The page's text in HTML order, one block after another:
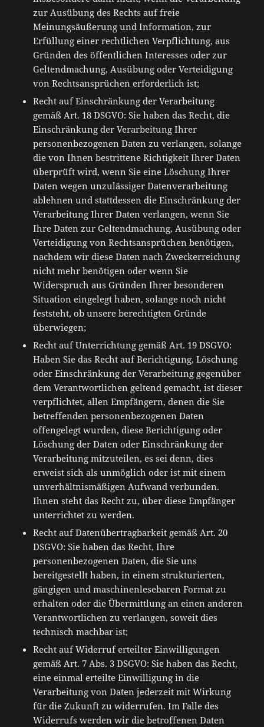
zur Ausübung des Rechts auf freie
Meinungsäußerung und Information, zur
Erfüllung einer rechtlichen Verpflichtung, aus
Gründen des öffentlichen Interesses oder zur
Geltendmachung, Ausübung oder Verteidigung
von Rechtsansprüchen erforderlich ist;
Recht auf Einschränkung der Verarbeitung
gemäß Art. 18 DSGVO: Sie haben das Recht, die
Einschränkung der Verarbeitung Ihrer
personenbezogenen Daten zu verlangen, solange
die von Ihnen bestrittene Richtigkeit Ihrer Daten
überprüft wird, wenn Sie eine Löschung Ihrer
Daten wegen unzulässiger Datenverarbeitung
ablehnen und stattdessen die Einschränkung der
Verarbeitung Ihrer Daten verlangen, wenn Sie
Ihre Daten zur Geltendmachung, Ausübung oder
Verteidigung von Rechtsansprüchen benötigen,
nachdem wir diese Daten nach Zweckerreichung
nicht mehr benötigen oder wenn Sie
Widerspruch aus Gründen Ihrer besonderen
Situation eingelegt haben, solange noch nicht
feststeht, ob unsere berechtigten Gründe
überwiegen;
Recht auf Unterrichtung gemäß Art. 19 DSGVO:
Haben Sie das Recht auf Berichtigung, Löschung
oder Einschränkung der Verarbeitung gegenüber
dem Verantwortlichen geltend gemacht, ist dieser
verpflichtet, allen Empfängern, denen die Sie
betreffenden personenbezogenen Daten
offengelegt wurden, diese Berichtigung oder
Löschung der Daten oder Einschränkung der
Verarbeitung mitzuteilen, es sei denn, dies
erweist sich als unmöglich oder ist mit einem
unverhältnismäßigen Aufwand verbunden.
Ihnen steht das Recht zu, über diese Empfänger
unterrichtet zu werden.
Recht auf Datenübertragbarkeit gemäß Art. 20
DSGVO: Sie haben das Recht, Ihre
personenbezogenen Daten, die Sie uns
bereitgestellt haben, in einem strukturierten,
gängigen und maschinenlesebaren Format zu
erhalten oder die Übermittlung an einen anderen
Verantwortlichen zu verlangen, soweit dies
technisch machbar ist;
Recht auf Widerruf erteilter Einwilligungen
gemäß Art. 7 Abs. 3 DSGVO: Sie haben das Recht,
eine einmal erteilte Einwilligung in die
Verarbeitung von Daten jederzeit mit Wirkung
für die Zukunft zu widerrufen. Im Falle des
Widerrufs werden wir die betroffenen Daten